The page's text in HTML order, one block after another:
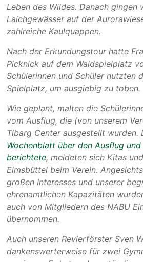
Leben des Wildes. Danach gingen
Laichgewässer auf der
zahlreiche Kaulquappen.
Nach der Erkundungstour hatte
Picknick auf dem Waldspielplatz
Schülerinnen und Schüler nutzten
Spielplatz, um ausgiebig zu toben.
Wie geplant, malten die
vom Ausflug, die (von unserem
Tibarg Center ausgestellt wurden.
Wochenblatt über den Ausflug
berichtete, meldeten sich Kitas
Eimsbüttel beim Verein.
großen Interesses und unserer
ehrenamtlichen Kapazitäten
auch von Mitgliedern des NABU
übernommen.
Auch unseren Revierförster Sven
dankenswerterweise für zwei